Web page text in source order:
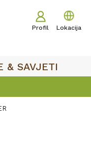
Profil Lokacija
& SAVJETI